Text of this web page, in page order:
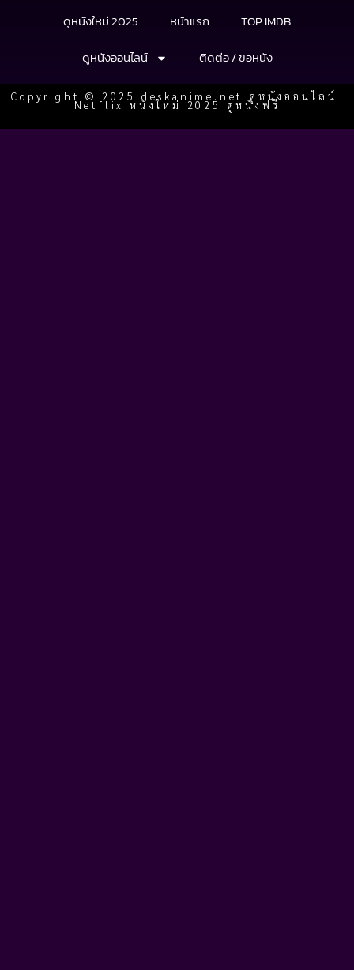
ดูหนังใหม่ 2025 หน้าแรก
TOP IMDB
ดูหนังออนไลน์
ติดต่อ / ขอหนัง
Copyright © 2025 deskanime.net ดูหนังออนไลน์
Netflix หนังใหม่ 2025 ดูหนังฟรี